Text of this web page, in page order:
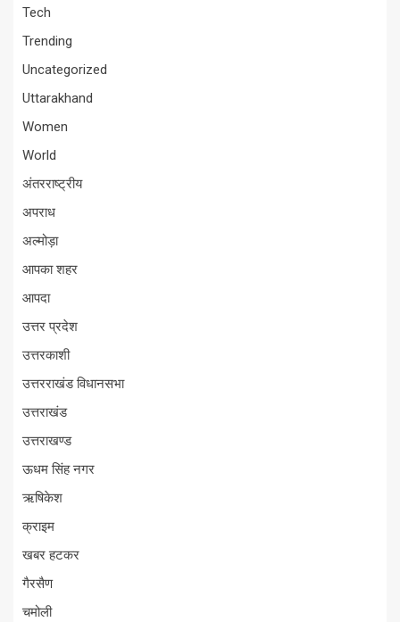
Tech
Trending
Uncategorized
Uttarakhand
Women
World
अंतरराष्ट्रीय
अपराध
अल्मोड़ा
आपका शहर
आपदा
उत्तर प्रदेश
उत्तरकाशी
उत्तरराखंड विधानसभा
उत्तराखंड
उत्तराखण्ड
ऊधम सिंह नगर
ऋषिकेश
क्राइम
खबर हटकर
गैरसैण
चमोली